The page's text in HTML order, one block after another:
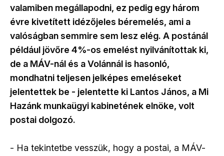
valamiben megállapodni, ez pedig egy három
évre kivetített idézőjeles béremelés, ami a
valóságban semmire sem lesz elég. A postánál
például jövőre 4%-os emelést nyilvánítottak ki,
de a MÁV-nál és a Volánnál is hasonló,
mondhatni teljesen jelképes emeléseket
jelentettek be - jelentette ki Lantos János, a Mi
Hazánk munkaügyi kabinetének elnöke, volt
postai dolgozó.
- Ha tekintetbe vesszük, hogy a postai, a MÁV-